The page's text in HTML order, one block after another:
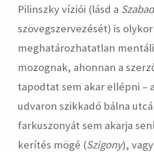
Pilinszky víziói (lásd a
szövegszervezését) is olykor
meghatározhatatlan
mozognak, ahonnan a
tapodtat sem akar ellépni –
udvaron szikkadó bálna
farkuszonyát sem akarja
kerítés mögé (Szigony),